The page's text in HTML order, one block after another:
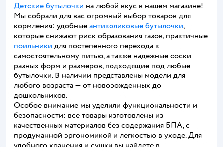
Детские бутылочки на любой вкус в нашем магазине!
Мы собрали для вас огромный выбор товаров для
кормления: удобные антиколиковые бутылочки,
которые снижают риск образования газов, практичные
поильники для постепенного перехода к
самостоятельному питью, а также надежные соски
разных форм и размеров, подходящие под любые
бутылочки. В наличии представлены модели для
любого возраста — от новорожденных до
дошкольников.
Особое внимание мы уделили функциональности и
безопасности: все товары изготовлены из
качественных материалов без содержания БПА, с
продуманной эргономикой и легкостью в уходе. Для
удобного хранения и сушки вы найдете в